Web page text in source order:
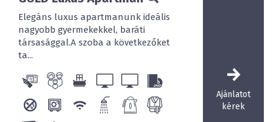
Elegáns szobáinkban fürdő, WC, törölközőbekészítés,
hajszárító, hűtő, Sat-TV (LCD monitorral), DVD,
ébresztőrádió, ingyenes WIFI elérés szolgálja vendégeink
kényelmét. A tisztaságról naponta gondoskodunk.
Elegáns luxus apartmanunk ideális
nagyobb gyermekekkel, baráti
társasággal.A szoba a következőket
ta...
Ajánlatot
kérek